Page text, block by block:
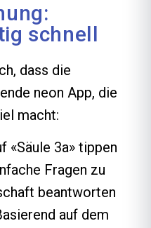
schnell
dass die
neon App, die
macht:
«Säule 3a» tippen
Fragen zu
beantworten
auf dem